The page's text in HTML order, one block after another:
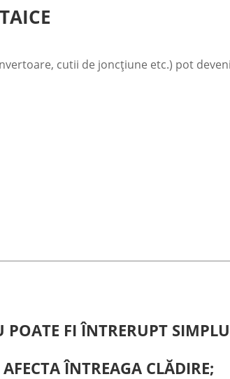
cutii de joncțiune etc.) pot deveni
POATE FI ÎNTRERUPT SIMPLU
ÎNTREAGA CLĂDIRE;